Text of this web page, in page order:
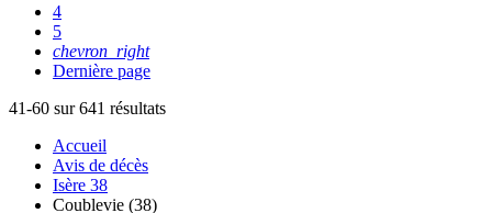
4
5
chevron_right
Dernière page
41-60 sur 641 résultats
Accueil
Avis de décès
Isère 38
Coublevie (38)